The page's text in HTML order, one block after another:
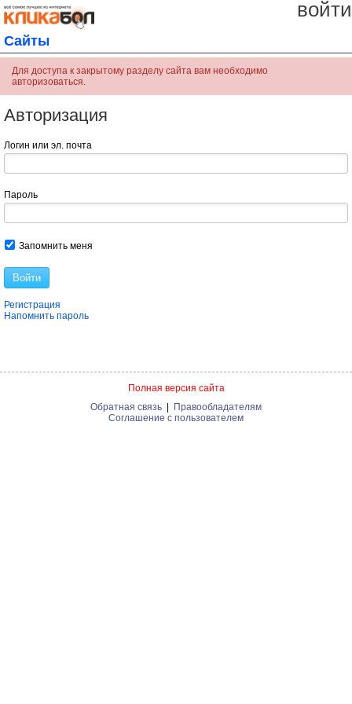
войти
Сайты
Для доступа к закрытому разделу сайта вам необходимо
авторизоваться.
Авторизация
Логин или эл. почта
Пароль
Запомнить меня
Войти
Регистрация
Напомнить пароль
Полная версия сайта
Обратная связь
Правообладателям
Соглашение с пользователем